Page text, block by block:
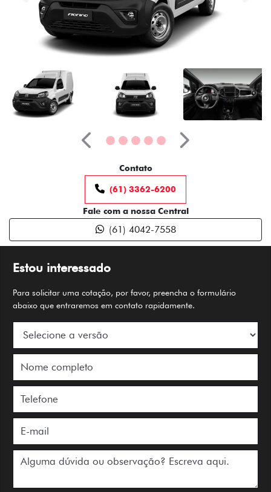
Estou interessado
Para solicitar uma cotação, por favor, preencha o formulário
abaixo que entraremos em contato rapidamente.
Anterior Próximo
Contato
(61) 3362-6200
Fale com a nossa Central
(61) 4042-7558